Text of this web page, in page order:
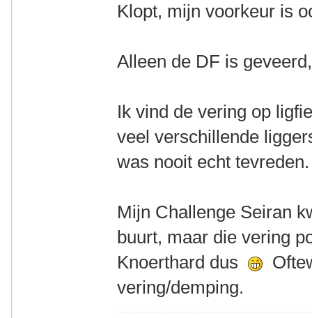
Klopt, mijn voorkeur is
Alleen de DF is
Ik vind de vering op
veel verschillende
was nooit echt
Mijn Challenge Seiran
buurt, maar die vering
Knoerthard dus
vering/demping.